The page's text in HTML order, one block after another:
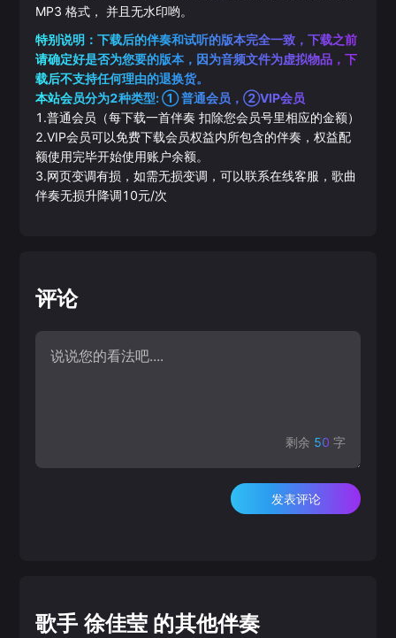
MP3 格式， 并且无水印哟。
特别说明：下载后的伴奏和试听的版本完全一致，下载之前
请确定好是否为您要的版本，因为音频文件为虚拟物品，下
载后不支持任何理由的退换货。
本站会员分为2种类型: ① 普通会员，②VIP会员
1.普通会员（每下载一首伴奏 扣除您会员号里相应的金额）
2.VIP会员可以免费下载会员权益内所包含的伴奏，权益配
额使用完毕开始使用账户余额。
3.网页变调有损，如需无损变调，可以联系在线客服，歌曲
伴奏无损升降调10元/次
评论
剩余 50 字
发表评论
歌手 徐佳莹 的其他伴奏